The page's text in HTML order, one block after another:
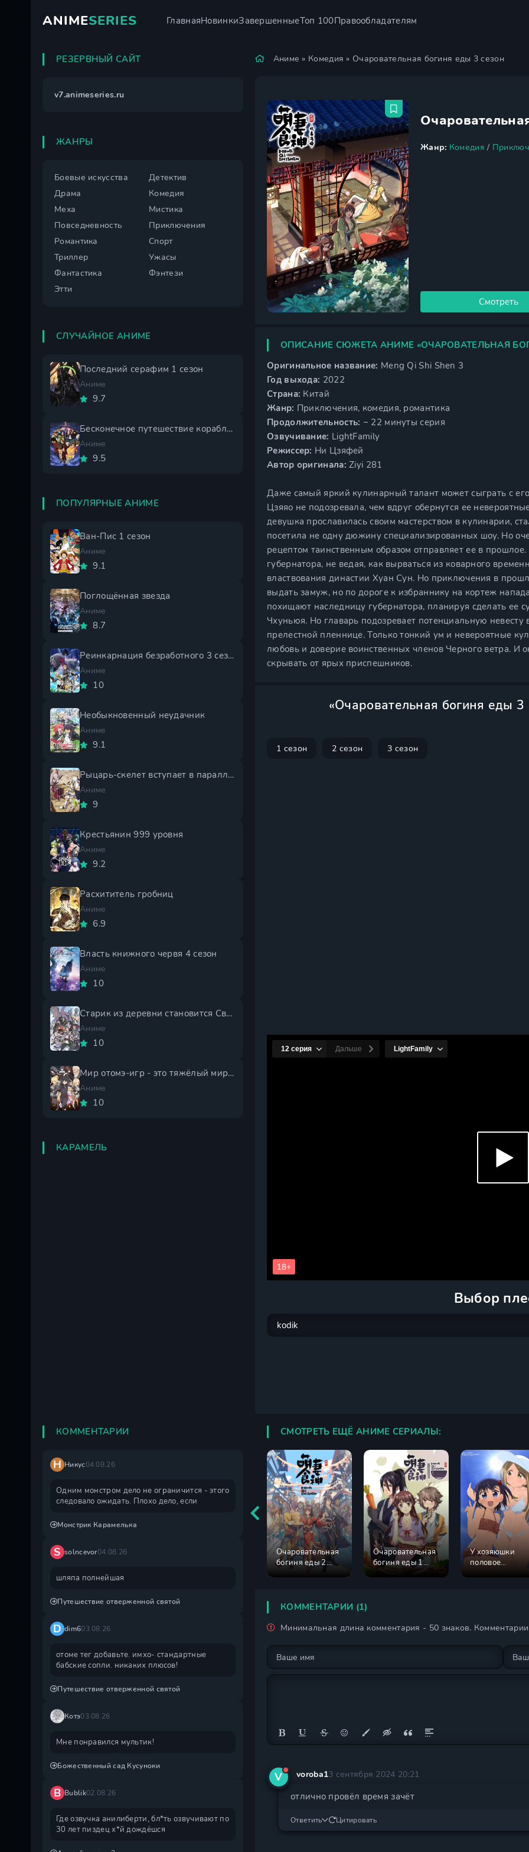
ANIMESERIES ГлавнаяНовинкиЗавершенныеТоп 100Правообладателям
Аниме » Комедия » Очаровательная богиня еды 3 сезон
Жанр: Комедия /
Смотреть
ОПИСАНИЕ СЮЖЕТА АНИМЕ «ОЧАРОВАТЕЛЬНАЯ
Оригинальное название: Meng Qi Shi Shen 3
Год выхода: 2022
Страна: Китай
Жанр: Приключения, комедия, романтика
Продолжительность: ~ 22 минуты серия
Озвучивание: LightFamily
Режиссер: Ни Цзяфей
Автор оригинала: Ziyi 281
Даже самый яркий кулинарный талант может сыграть с
Цзяяо не подозревала, чем вдруг обернутся ее
девушка прославилась своим мастерством в кулинарии,
посетила не одну дюжину специализированных шоу. Но
рецептом таинственным образом отправляет ее в
губернатора, не ведая, как вырваться из коварного
властвования династии Хуан Сун. Но приключения в
выдать замуж, но по дороге к избраннику на кортеж
похищают наследницу губернатора, планируя сделать ее
Чхуньюя. Но главарь подозревает потенциальную
прелестной пленнице. Только тонкий ум и невероятные
любовь и доверие воинственных членов Черного ветра. И
скрывать от ярых приспешников.
«Очаровательная богиня еды 3
1 сезон 2 сезон 3 сезон
Выбор
СМОТРЕТЬ ЕЩЁ АНИМЕ СЕРИАЛЫ:
Очаровательная
богиня еды 2
Очаровательная
богиня еды 1
У хозяюшки
половое
КОММЕНТАРИИ (1)
Минимальная длина комментария - 50 знаков.
V voroba13 сентября 2024 20:21
отлично провёл время зачëт
Ответить Цитировать
РЕЗЕРВНЫЙ САЙТ
v7.animeseries.ru
ЖАНРЫ
Боевые искусства
Детектив
Драма
Комедия
Меха
Мистика
Повседневность
Приключения
Романтика
Спорт
Триллер
Ужасы
Фантастика
Фэнтези
Этти
СЛУЧАЙНОЕ АНИМЕ
Последний серафим 1 сезон
Аниме
9.7
Бесконечное путешествие корабля Ривиас
Аниме
9.5
ПОПУЛЯРНЫЕ АНИМЕ
Ван-Пис 1 сезон
Аниме
9.1
Поглощённая звезда
Аниме
8.7
Реинкарнация безработного 3 сезон
Аниме
10
Необыкновенный неудачник
Аниме
9.1
Рыцарь-скелет вступает в параллельный мир 2 сезон
Аниме
9
Крестьянин 999 уровня
Аниме
9.2
Расхититель гробниц
Аниме
6.9
Власть книжного червя 4 сезон
Аниме
10
Старик из деревни становится Святым мечом 2 сезон
Аниме
10
Мир отомэ-игр - это тяжёлый мир для мобов 2 сезон
Аниме
10
КАРАМЕЛЬ
КОММЕНТАРИИ
Н Никус04.08.26
Одним монстром дело не ограничится - этого
следовало ожидать. Плохо дело, если
Монстрик Карамелька
S solncevor04.08.26
шляпа полнейшая
Путешествие отверженной святой
D dim603.08.26
отоме тег добавьте. имхо- стандартные
бабские сопли. никаких плюсов!
Путешествие отверженной святой
Котэ03.08.26
Мне понравился мультик!
Божественный сад Кусуноки
B Bublik02.08.26
Где озвучка анилиберти, бл*ть озвучивают по
30 лет пиздец х*й дождëшся